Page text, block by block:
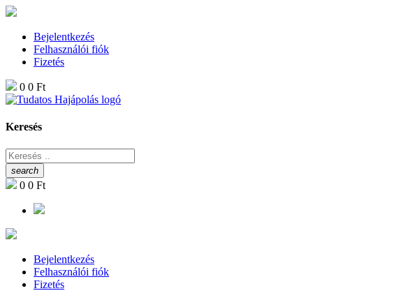
Bejelentkezés
Felhasználói fiók
Fizetés
0 0 Ft
Keresés
search
0 0 Ft
Bejelentkezés
Felhasználói fiók
Fizetés